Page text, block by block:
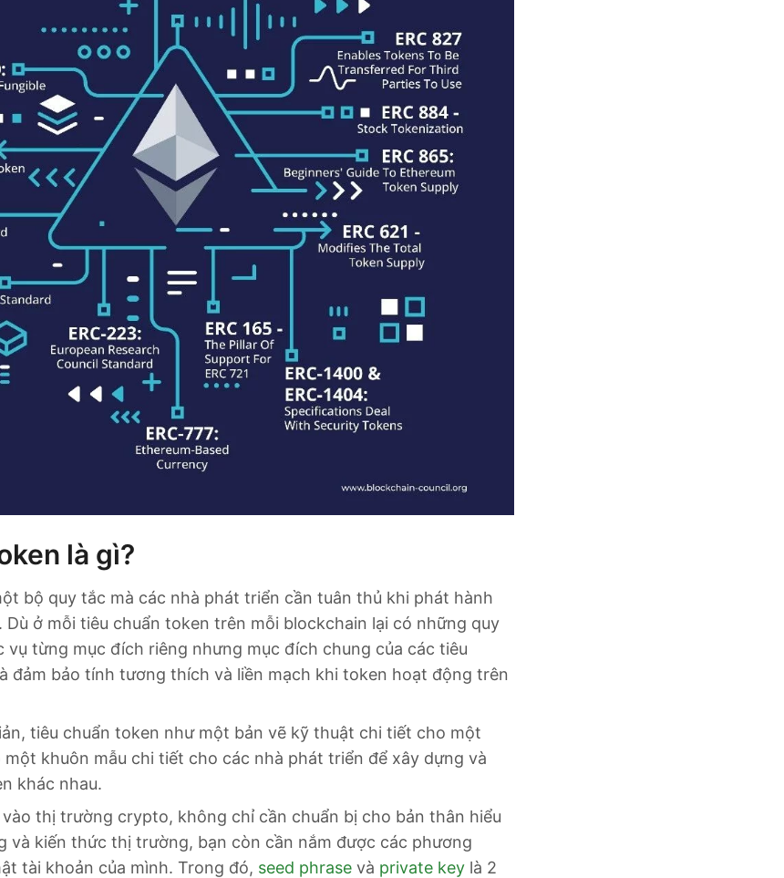
là gì?
bộ quy tắc mà các nhà phát triển cần tuân thủ khi phát hành
ở mỗi tiêu chuẩn token trên mỗi blockchain lại có những quy
vụ từng mục đích riêng nhưng mục đích chung của các tiêu
đảm bảo tính tương thích và liền mạch khi token hoạt động trên
tiêu chuẩn token như một bản vẽ kỹ thuật chi tiết cho một
khuôn mẫu chi tiết cho các nhà phát triển để xây dựng và
khác nhau.
thị trường crypto, không chỉ cần chuẩn bị cho bản thân hiểu
và kiến thức thị trường, bạn còn cần nắm được các phương
tài khoản của mình. Trong đó, seed phrase và private key là 2